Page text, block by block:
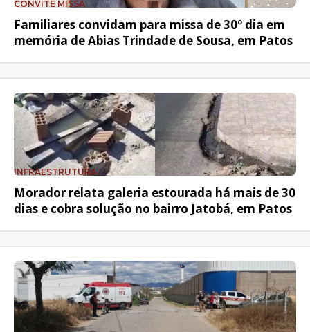
CONVITE MISSA
Familiares convidam para missa de 30º dia em
memória de Abias Trindade de Sousa, em Patos
INFRAESTRUTURA
Morador relata galeria estourada há mais de 30
dias e cobra solução no bairro Jatobá, em Patos